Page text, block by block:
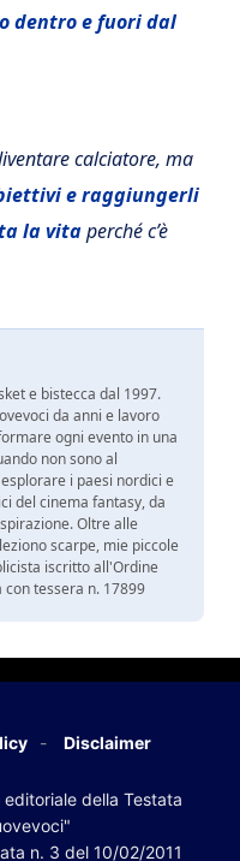
dentro e fuori dal
calciatore, ma
e raggiungerli
la vitaperché c’è
e bistecca dal 1997.
da anni e lavoro
ogni evento in una
non sono al
i paesi nordici e
del cinema fantasy, da
Oltre alle
scarpe, mie piccole
iscritto all'Ordine
tessera n. 17899
Disclaimer
della Testata
n. 3 del 10/02/2011